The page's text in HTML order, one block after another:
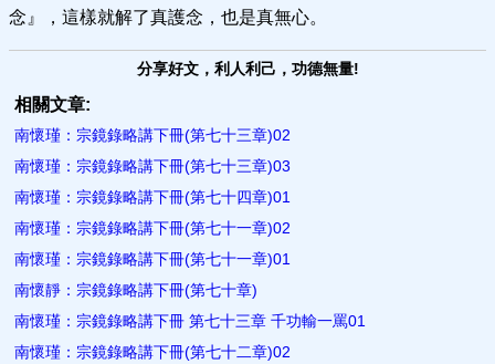
念』，這樣就解了真護念，也是真無心。
分享好文，利人利己，功德無量!
相關文章:
南懷瑾：宗鏡錄略講下冊(第七十三章)02
南懷瑾：宗鏡錄略講下冊(第七十三章)03
南懷瑾：宗鏡錄略講下冊(第七十四章)01
南懷瑾：宗鏡錄略講下冊(第七十一章)02
南懷瑾：宗鏡錄略講下冊(第七十一章)01
南懷靜：宗鏡錄略講下冊(第七十章)
南懷瑾：宗鏡錄略講下冊 第七十三章 千功輸一罵01
南懷瑾：宗鏡錄略講下冊(第七十二章)02